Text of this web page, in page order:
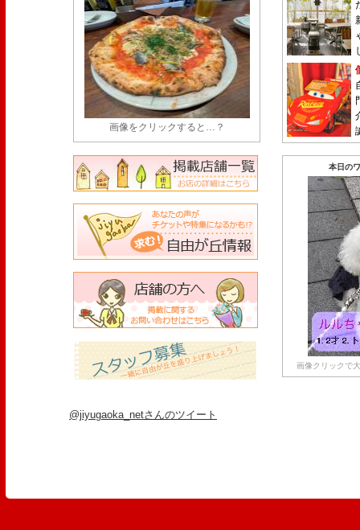
画像をクリックすると…？
本日の
画像クリックで
@jiyugaoka_netさんのツイート